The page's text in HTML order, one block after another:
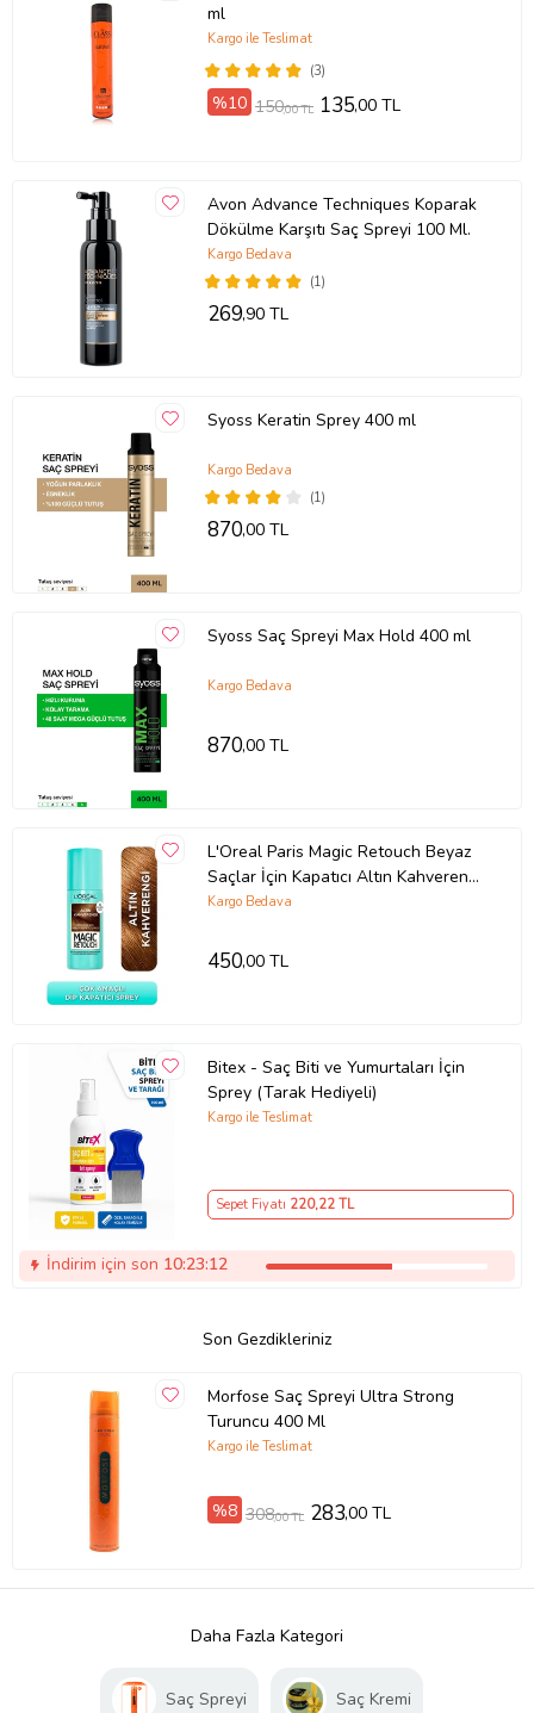
ml
(3)
Kargo ile Teslimat
%10 150,00 TL 135,00 TL
Avon Advance Techniques Koparak
Dökülme Karşıtı Saç Spreyi 100 Ml.
(1)
Kargo Bedava
269,90 TL
Syoss Keratin Sprey 400 ml
(1)
Kargo Bedava
870,00 TL
Syoss Saç Spreyi Max Hold 400 ml
Kargo Bedava
870,00 TL
L'Oreal Paris Magic Retouch Beyaz
Saçlar İçin Kapatıcı Altın Kahverengi
Saç Spreyi 75 Ml
Kargo Bedava
450,00 TL
Bitex - Saç Biti ve Yumurtaları İçin
Sprey (Tarak Hediyeli)
Kargo ile Teslimat
Sepet Fiyatı 220,22 TL
İndirim için son 10:23:11
Son Gezdikleriniz
Morfose Saç Spreyi Ultra Strong
Turuncu 400 Ml
Kargo ile Teslimat
%8 308,00 TL 283,00 TL
Daha Fazla Kategori
Saç Spreyi Saç Kremi